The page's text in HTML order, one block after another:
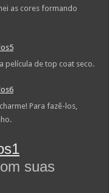
as cores formando
película de top coat seco.
Para fazê-los,
suas